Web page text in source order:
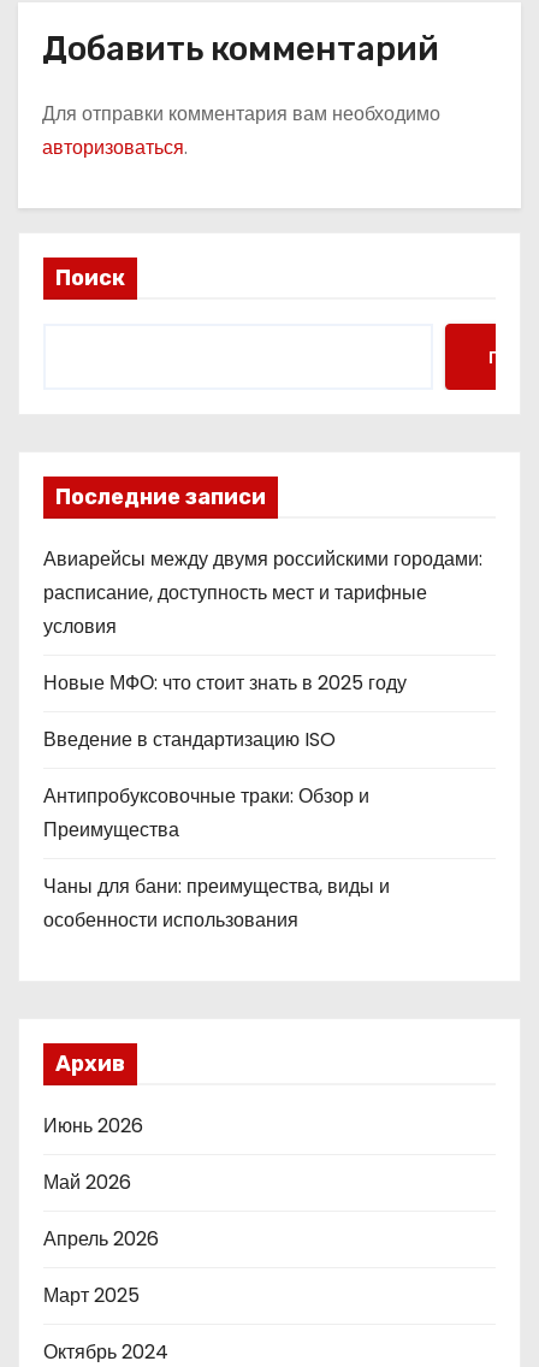
Добавить комментарий
Для отправки комментария вам необходимо
авторизоваться.
Поиск
Поиск
Последние записи
Авиарейсы между двумя российскими городами:
расписание, доступность мест и тарифные
условия
Новые МФО: что стоит знать в 2025 году
Введение в стандартизацию ISO
Антипробуксовочные траки: Обзор и
Преимущества
Чаны для бани: преимущества, виды и
особенности использования
Архив
Июнь 2026
Май 2026
Апрель 2026
Март 2025
Октябрь 2024